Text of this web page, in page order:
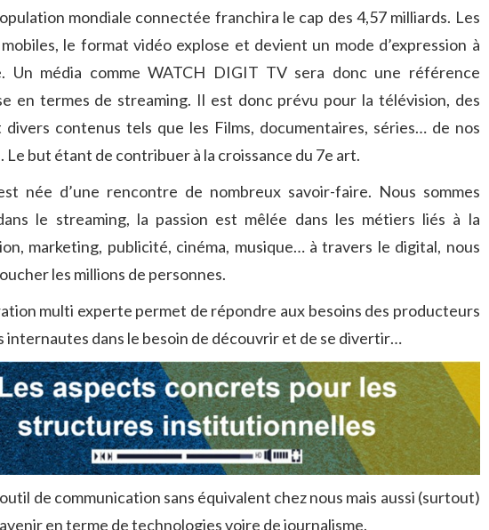
mondiale connectée franchira le cap des 4,57 milliards. Les
le format vidéo explose et devient un mode d’expression à
Un média comme WATCH DIGIT TV sera donc une référence
en termes de streaming. Il est donc prévu pour la télévision, des
divers contenus tels que les Films, documentaires, séries… de nos
but étant de contribuer à la croissance du 7e art.
née d’une rencontre de nombreux savoir-faire. Nous sommes
le streaming, la passion est mêlée dans les métiers liés à la
marketing, publicité, cinéma, musique… à travers le digital, nous
les millions de personnes.
multi experte permet de répondre aux besoins des producteurs
internautes dans le besoin de découvrir et de se divertir…
outil de communication sans équivalent chez nous mais aussi (surtout)
en terme de technologies voire de journalisme.